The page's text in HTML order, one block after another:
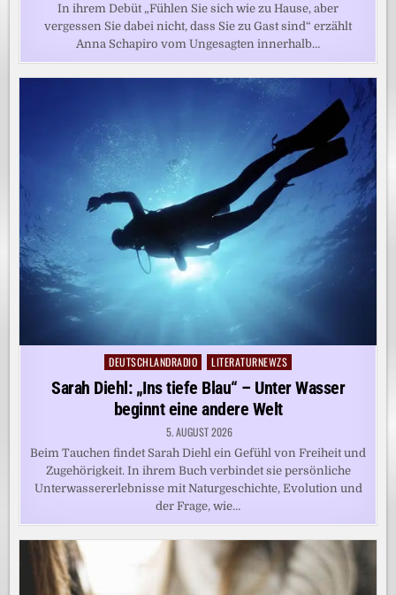
In ihrem Debüt „Fühlen Sie sich wie zu Hause, aber
vergessen Sie dabei nicht, dass Sie zu Gast sind“ erzählt
Anna Schapiro vom Ungesagten innerhalb…
Posted
in
DEUTSCHLANDRADIO LITERATURNEWZS
Sarah Diehl: „Ins tiefe Blau“ – Unter Wasser
beginnt eine andere Welt
5. AUGUST 2026
Beim Tauchen findet Sarah Diehl ein Gefühl von Freiheit und
Zugehörigkeit. In ihrem Buch verbindet sie persönliche
Unterwassererlebnisse mit Naturgeschichte, Evolution und
der Frage, wie…